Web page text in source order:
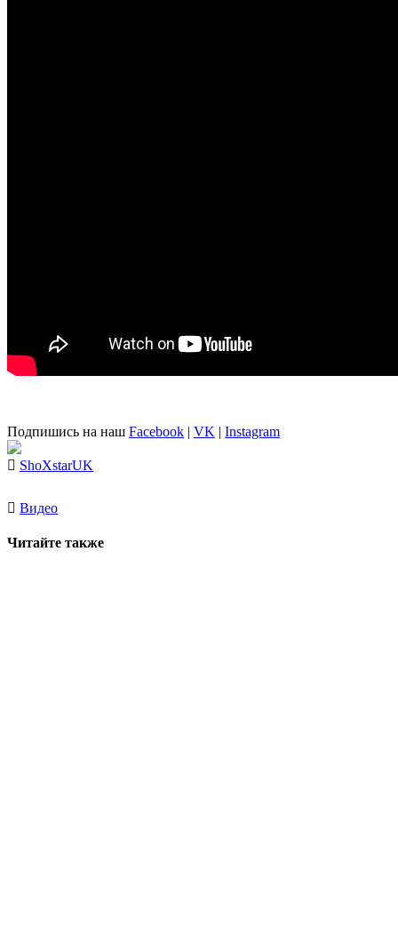
Подпишись на наш Facebook | VK | Instagram
ShoXstarUK
Видео
Читайте также